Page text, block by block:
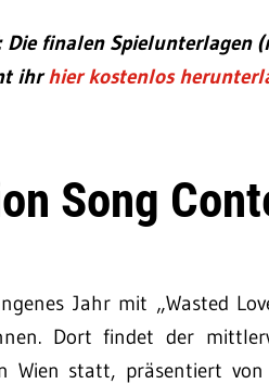
Die finalen
ihrhier kostenlos
Song
Jahr mit „Wasted
Dort findet der
Wien statt, präsentiert von